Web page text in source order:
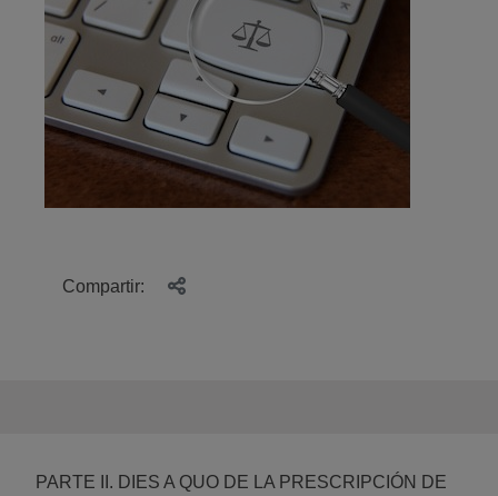
Compartir:
PARTE II. DIES A QUO DE LA PRESCRIPCIÓN DE